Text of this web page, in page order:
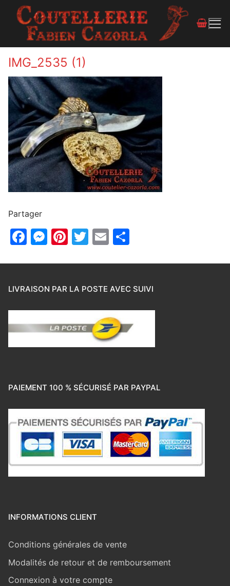
IMG_2535 (1)
Partager
Facebook
Messenger
Pinterest
Twitter
Email
LIVRAISON PAR LA POSTE AVEC SUIVI
PAIEMENT 100 % SÉCURISÉ PAR PAYPAL
INFORMATIONS CLIENT
Conditions générales de vente
Modalités de retour et de remboursement
Connexion à votre compte